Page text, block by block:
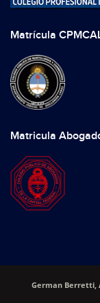
Matrícula
Matricula
German Berretti,